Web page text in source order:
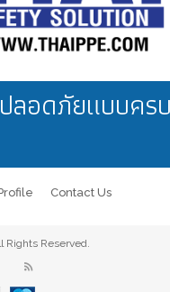
ลอดภัยแบบคร
Contact Us
Rights Reserved.